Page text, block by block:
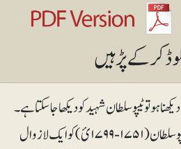
ہو تو ٹیپو سلطان شہید کو دیکھا جاسکتا ہے۔
برعظیم پاک وہند کی تاریخ میں ٹیپو سلطان(۱۷۵۱-۱۷۹۹ئ) کو ایک لازوال